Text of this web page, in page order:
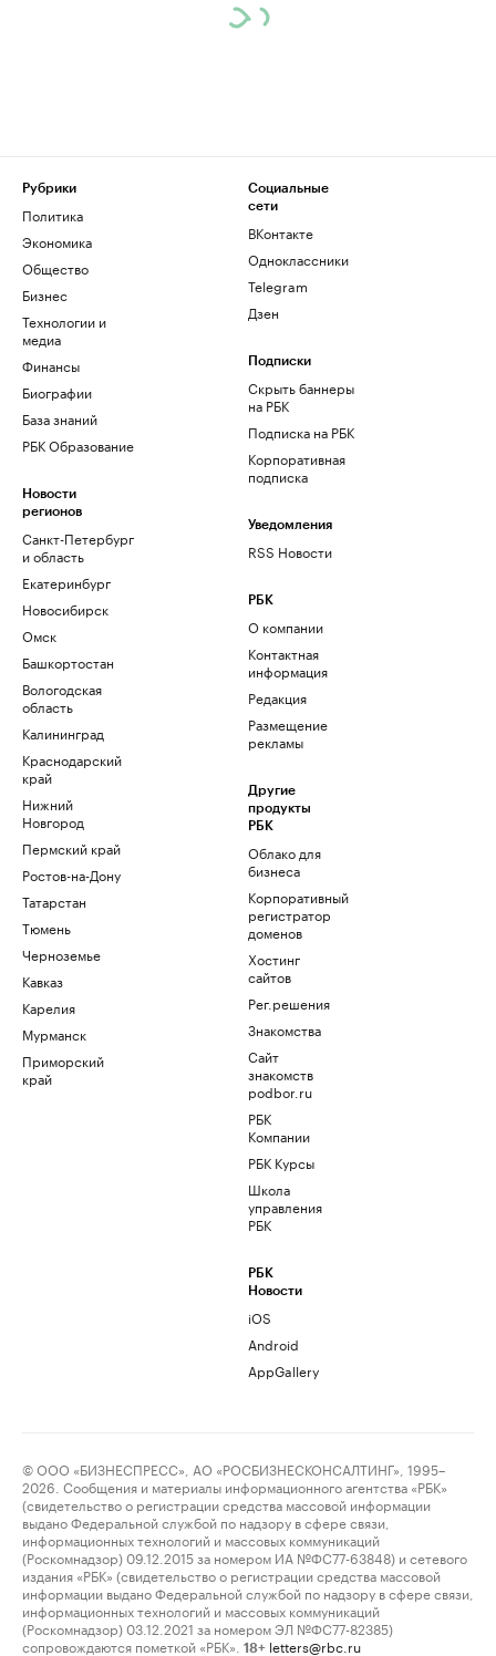
Рубрики
Политика
Экономика
Общество
Бизнес
Технологии и
медиа
Финансы
Биографии
База знаний
РБК Образование
Новости
регионов
Санкт-Петербург
и область
Екатеринбург
Новосибирск
Омск
Башкортостан
Вологодская
область
Калининград
Краснодарский
край
Нижний
Новгород
Пермский край
Ростов-на-Дону
Татарстан
Тюмень
Черноземье
Кавказ
Карелия
Мурманск
Приморский
край
Социальные
сети
ВКонтакте
Одноклассники
Telegram
Дзен
Подписки
Скрыть баннеры
на РБК
Подписка на РБК
Корпоративная
подписка
Уведомления
RSS Новости
РБК
О компании
Контактная
информация
Редакция
Размещение
рекламы
Другие
продукты
РБК
Облако для
бизнеса
Корпоративный
регистратор
доменов
Хостинг
сайтов
Рег.решения
Знакомства
Сайт
знакомств
podbor.ru
РБК
Компании
РБК Курсы
Школа
управления
РБК
РБК
Новости
iOS
Android
AppGallery
© ООО «БИЗНЕСПРЕСС», АО «РОСБИЗНЕСКОНСАЛТИНГ», 1995–
2026. Сообщения и материалы информационного агентства «РБК»
(свидетельство о регистрации средства массовой информации
выдано Федеральной службой по надзору в сфере связи,
информационных технологий и массовых коммуникаций
(Роскомнадзор) 09.12.2015 за номером ИА №ФС77-63848) и сетевого
издания «РБК» (свидетельство о регистрации средства массовой
информации выдано Федеральной службой по надзору в сфере связи,
информационных технологий и массовых коммуникаций
(Роскомнадзор) 03.12.2021 за номером ЭЛ №ФС77-82385)
сопровождаются пометкой «РБК».
18+ letters@rbc.ru